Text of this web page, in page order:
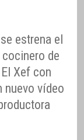
estrena el
de
Xef con
nuevo vídeo